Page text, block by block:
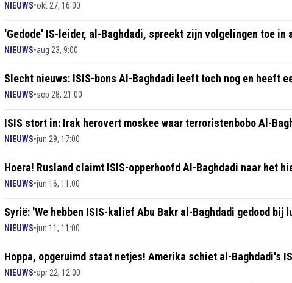
NIEUWS•okt 27, 16:00
'Gedode' IS-leider, al-Baghdadi, spreekt zijn volgelingen toe in
NIEUWS•aug 23, 9:00
Slecht nieuws: ISIS-bons Al-Baghdadi leeft toch nog en heeft
NIEUWS•sep 28, 21:00
ISIS stort in: Irak herovert moskee waar terroristenbobo Al-
NIEUWS•jun 29, 17:00
Hoera! Rusland claimt ISIS-opperhoofd Al-Baghdadi naar het
NIEUWS•jun 16, 11:00
Syrië: 'We hebben ISIS-kalief Abu Bakr al-Baghdadi gedood bij
NIEUWS•jun 11, 11:00
Hoppa, opgeruimd staat netjes! Amerika schiet al-Baghdadi's
NIEUWS•apr 22, 12:00